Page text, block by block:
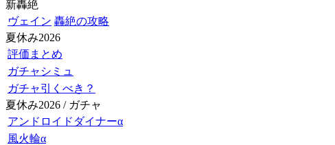
新轟絶
ヴェイン 轟絶の攻略
夏休み2026
評価まとめ
ガチャシミュ
ガチャ引くべき？
夏休み2026 / ガチャ
アンドロイドダイナーα
風火輪α